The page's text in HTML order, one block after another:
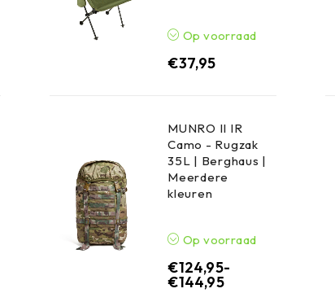
Op voorraad
€37,95
MUNRO II IR
Camo - Rugzak
35L | Berghaus |
Meerdere
kleuren
Op voorraad
€124,95-
€144,95